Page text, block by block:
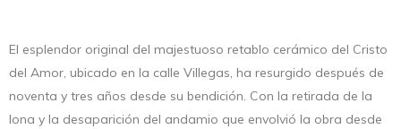
El esplendor original del majestuoso retablo cerámico del Cristo
del Amor, ubicado en la calle Villegas, ha resurgido después de
noventa y tres años desde su bendición. Con la retirada de la
lona y la desaparición del andamio que envolvió la obra desde